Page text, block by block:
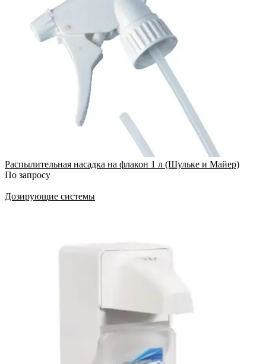
Распылительная насадка на флакон 1 л (Шульке и Майер)
По запросу
Дозирующие системы